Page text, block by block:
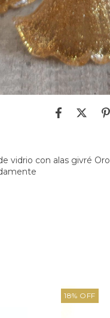
vidrio con alas givré Oro
18% OFF